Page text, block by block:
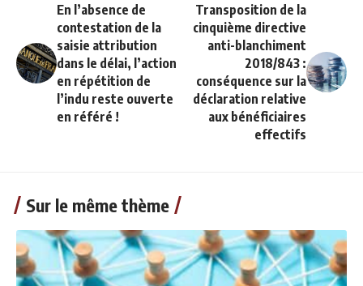
En l’absence de
contestation de la
saisie attribution
dans le délai, l’action
en répétition de
l’indu reste ouverte
en référé !
Transposition de la
cinquième directive
anti-blanchiment
2018/843 :
conséquence sur la
déclaration relative
aux bénéficiaires
effectifs
Sur le même thème